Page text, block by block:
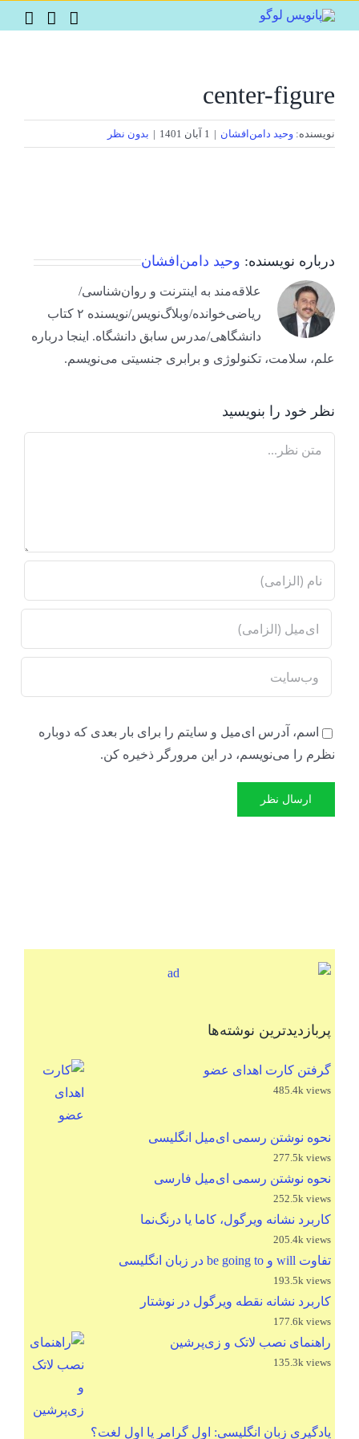
to
center-figure
نویسنده: وحید دامن‌افشان | 1 آبان 1401 | بدون نظر
درباره نویسنده: وحید دامن‌افشان
علاقه‌مند به اینترنت و روان‌شناسی/
ریاضی‌خوانده/وبلاگ‌نویس/نویسنده ۲ کتاب
دانشگاهی/مدرس سابق دانشگاه. اینجا درباره
علم، سلامت، تکنولوژی و برابری جنسیتی می‌نویسم.
نظر خود را بنویسید
Comment
اسم، آدرس ای‌میل و سایتم را برای بار بعدی که دوباره
نظرم را می‌نویسم، در این مرورگر ذخیره کن.
پربازدیدترین نوشته‌ها
گرفتن کارت اهدای عضو
485.4k views
نحوه نوشتن رسمی ای‌میل انگلیسی
277.5k views
نحوه نوشتن رسمی ای‌میل فارسی
252.5k views
کاربرد نشانه ویرگول، کاما یا درنگ‌نما
205.4k views
تفاوت will و be going to در زبان انگلیسی
193.5k views
کاربرد نشانه نقطه ویرگول در نوشتار
177.6k views
راهنمای نصب لاتک و زی‌پرشین
135.3k views
یادگیری زبان انگلیسی: اول گرامر یا اول لغت؟